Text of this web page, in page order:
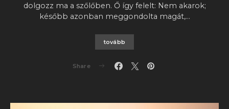
dolgozz ma a szőlőben. Ő így felelt: Nem akarok;
később azonban meggondolta magát,…
tovább
Share